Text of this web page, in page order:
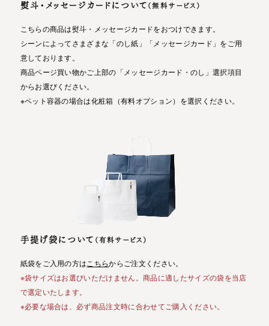
熨斗・メッセージカードについて （無料サービス）
こちらの商品は熨斗・メッセージカードをおつけできます。
シーンによってさまざまな「のし紙」「メッセージカード」をご用
意しております。
商品ページ買い物かご上部の「メッセージカード・のし」選択項目
からお選びください。
※ペット容器の場合は化粧箱（有料オプション）を選択ください。
手提げ袋について （有料サービス）
紙袋をご入用の方は こちらからご注文ください。
※袋サイズはお選びいただけません。商品に適したサイズの袋を当店
で選定いたします。
※必要な場合は、必ず商品注文時に合わせてご購入ください。